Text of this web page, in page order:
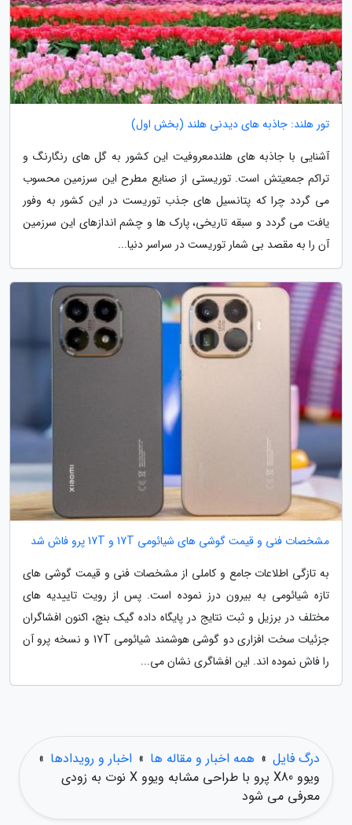
تور هلند: جاذبه های دیدنی هلند (بخش اول)
آشنایی با جاذبه های هلندمعروفیت این کشور به گل های رنگارنگ و
تراکم جمعیتش است. توریستی از صنایع مطرح این سرزمین محسوب
می گردد چرا که پتانسیل های جذب توریست در این کشور به وفور
یافت می گردد و سبقه تاریخی، پارک ها و چشم اندازهای این سرزمین
آن را به مقصد بی شمار توریست در سراسر دنیا...
مشخصات فنی و قیمت گوشی های شیائومی 17T و 17T پرو فاش شد
به تازگی اطلاعات جامع و کاملی از مشخصات فنی و قیمت گوشی های
تازه شیائومی به بیرون درز نموده است. پس از رویت تاییدیه های
مختلف در برزیل و ثبت نتایج در پایگاه داده گیک بنچ، اکنون افشاگران
جزئیات سخت افزاری دو گوشی هوشمند شیائومی 17T و نسخه پرو آن
را فاش نموده اند. این افشاگری نشان می...
درگ فایل » همه اخبار و مقاله ها » اخبار و رویدادها »
ویوو X80 پرو با طراحی مشابه ویوو X نوت به زودی
معرفی می شود